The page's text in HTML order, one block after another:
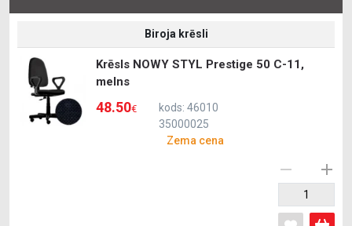
Biroja krēsli
Krēsls NOWY STYL Prestige 50 C-11,
melns
48.50€
kods: 46010
35000025
Zema cena